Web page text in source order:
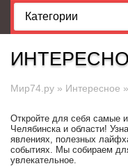
Мир74.ру » Интересное
Откройте для себя самые
Челябинска и области!
явлениях, полезных
событиях. Мы собираем
увлекательное.